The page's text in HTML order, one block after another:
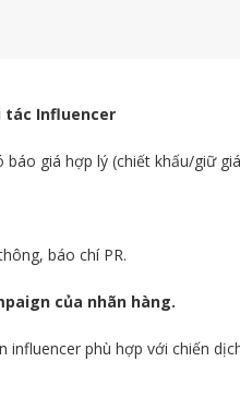
tác Influencer
giá hợp lý (chiết khấu/giữ
báo chí PR.
của nhãn hàng.
influencer phù hợp với chiến